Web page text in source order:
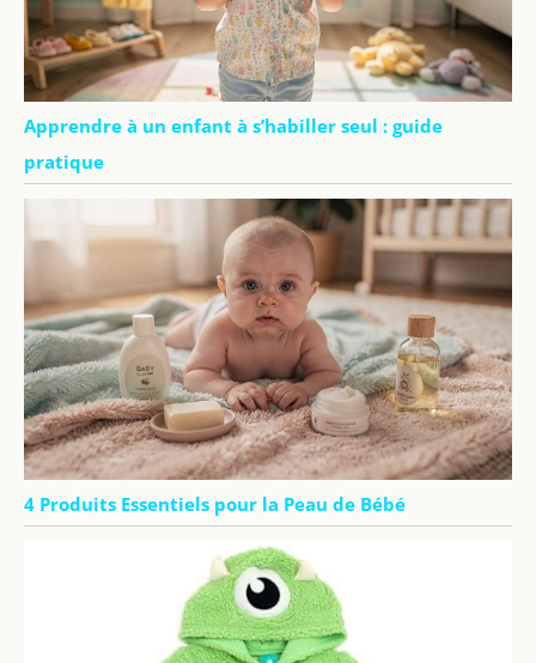
Apprendre à un enfant à s’habiller seul : guide
pratique
4 Produits Essentiels pour la Peau de Bébé